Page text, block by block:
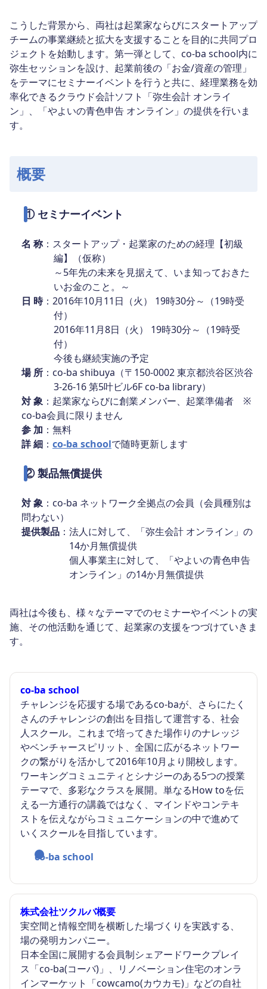
こうした背景から、両社は起業家ならびにスタートアップ
チームの事業継続と拡大を支援することを目的に共同プロ
ジェクトを始動します。第一弾として、co-ba school内に
弥生セッションを設け、起業前後の「お金/資産の管理」
をテーマにセミナーイベントを行うと共に、経理業務を効
率化できるクラウド会計ソフト「弥生会計 オンライ
ン」、「やよいの青色申告 オンライン」の提供を行いま
す。
概要
① セミナーイベント
名 称：スタートアップ・起業家のための経理【初級
編】（仮称）
～5年先の未来を見据えて、いま知っておきた
いお金のこと。～
日 時：2016年10月11日（火） 19時30分～（19時受
付）
2016年11月8日（火） 19時30分～（19時受
付）
今後も継続実施の予定
場 所 ：co-ba shibuya（〒150-0002 東京都渋谷区渋谷
3-26-16 第5叶ビル6F co-ba library）
対 象 ：起業家ならびに創業メンバー、起業準備者 ※
co-ba会員に限りません
参 加 ：無料
詳 細 ： co-ba schoolで随時更新します
② 製品無償提供
対 象 ：co-ba ネットワーク全拠点の会員（会員種別は
問わない）
提供製品 ：法人に対して、「弥生会計 オンライン」の
14か月無償提供
個人事業主に対して、「やよいの青色申告
オンライン」の14か月無償提供
両社は今後も、様々なテーマでのセミナーやイベントの実
施、その他活動を通じて、起業家の支援をつづけていきま
す。
co-ba school
チャレンジを応援する場であるco-baが、さらにたく
さんのチャレンジの創出を目指して運営する、社会
人スクール。これまで培ってきた場作りのナレッジ
やベンチャースピリット、全国に広がるネットワー
クの繋がりを活かして2016年10月より開校します。
ワーキングコミュニティとシナジーのある5つの授業
テーマで、多彩なクラスを展開。単なるHow toを伝
える一方通行の講義ではなく、マインドやコンテキ
ストを伝えながらコミュニケーションの中で進めて
いくスクールを目指しています。
co-ba school
株式会社ツクルバ概要
実空間と情報空間を横断した場づくりを実践する、
場の発明カンパニー。
日本全国に展開する会員制シェアードワークプレイ
ス「co-ba(コーバ)」、リノベーション住宅のオンラ
インマーケット「cowcamo(カウカモ)」などの自社